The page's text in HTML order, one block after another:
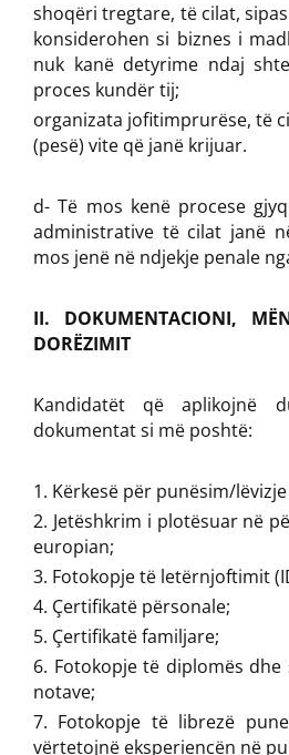
shoqëri tregtare, të cilat,
konsiderohen si biznes i
nuk kanë detyrime ndaj
proces kundër tij;
organizata jofitimprurëse, të
(pesë) vite që janë krijuar.
d- Të mos kenë procese
administrative të cilat janë
mos jenë në ndjekje penale
II. DOKUMENTACIONI,
DORËZIMIT
Kandidatët që aplikojnë
dokumentat si më poshtë:
Kërkesë për punësim/
Jetëshkrim i plotësuar në
europian;
Fotokopje të letërnjoftimit
Çertifikatë përsonale;
Çertifikatë familjare;
Fotokopje të diplomës
notave;
Fotokopje të librezë
vërtetojnë eksperiencën në